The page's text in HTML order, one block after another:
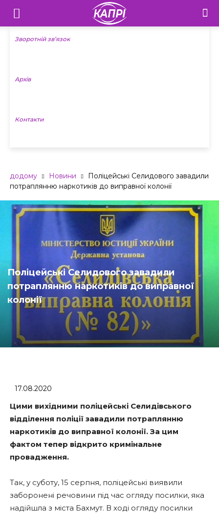
Телебачення
«Капрі»
Новини
Зворотній зв’язок
Архів
Контакти
додому Новини
Поліцейські Селидового завадили
потраплянню наркотиків до виправної колонії
Поліцейські Селидового завадили
потраплянню наркотиків до виправної
колонії
17.08.2020
Цими вихідними поліцейські Селидівського
відділення поліції завадили потраплянню
наркотиків до виправної колонії. За цим
фактом тепер відкрито кримінальне
провадження.
Так, у суботу, 15 серпня, поліцейські виявили
заборонені речовини під час огляду посилки, яка
надійшла з міста Бахмут. В ході огляду посилки